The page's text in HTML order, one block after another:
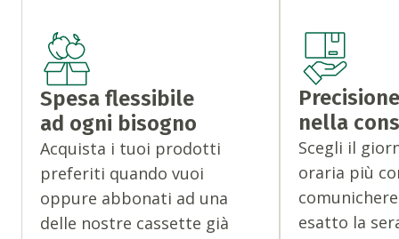
Spesa flessibile
ad ogni bisogno
Acquista i tuoi prodotti
preferiti quando vuoi
oppure abbonati ad una
delle nostre cassette già
Precisione
nella
Scegli il
oraria più
esatto la